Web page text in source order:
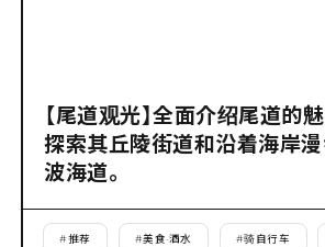
【尾道观光】全面介绍尾道的
探索其丘陵街道和沿着海岸
波海道。
#推荐 #美食·酒水 #骑自行车